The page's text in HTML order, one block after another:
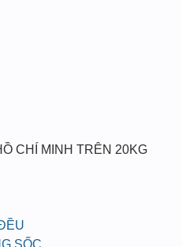
CHÍ MINH TRÊN 20KG
SỐC